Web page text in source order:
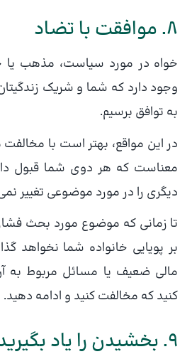
8. موافقت با تضاد
خواه در مورد سیاست، مذهب یا
وجود دارد که شما و شریک
به توافق برسیم.
در این مواقع، بهتر است با
معناست که هر دوی شما قبول
دیگری را در مورد موضوعی تغییر
تا زمانی که موضوع مورد بحث
بر پویایی خانواده شما نخواهد
مالی ضعیف یا مسائل مربوط به
کنید که مخالفت کنید و ادامه دهید.
9. بخشیدن را یاد بگیرید